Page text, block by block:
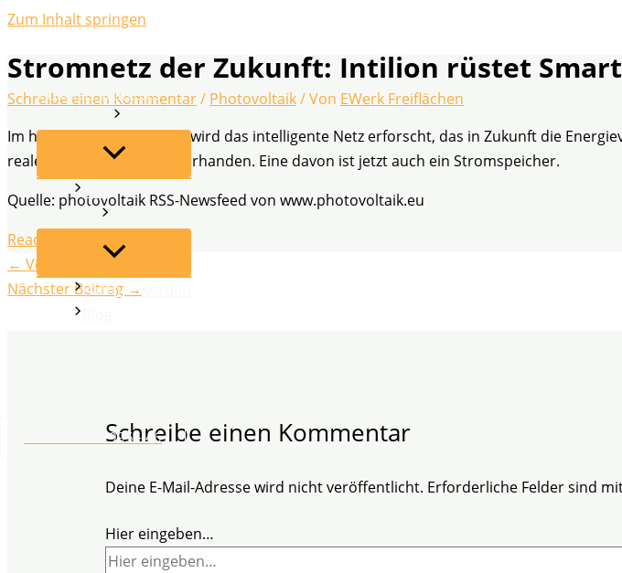
Zum Inhalt springen
EWerk Freiflächen
FAQ
Über uns
Partner werden
+49 2304 97 995 - 46
Stromnetz der Zukunft: Intilion rüstet
Schreibe einen Kommentar/ Photovoltaik/ Von EWerk Freiflächen
Im hessischen Rödermark wird das intelligente Netz erforscht, das in Zukunft die
reale Anlagen sind auch vorhanden. Eine davon ist jetzt auch ein Stromspeicher.
Quelle: photovoltaik RSS-Newsfeed von www.photovoltaik.eu
Read More
← Vorheriger Beitrag
Nächster Beitrag →
Schreibe einen Kommentar
Deine E-Mail-Adresse wird nicht veröffentlicht. Erforderliche Felder sind
Hier eingeben…